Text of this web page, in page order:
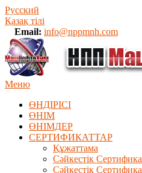
Русский
Қазақ тілі
Email: info@nppmnh.com
Меню
ӨНДІРІСІ
ӨНІМ
ӨHIМДЕР
СЕРТИФИКАТТАР
Құжаттама
Сәйкестік
Сәйкестік